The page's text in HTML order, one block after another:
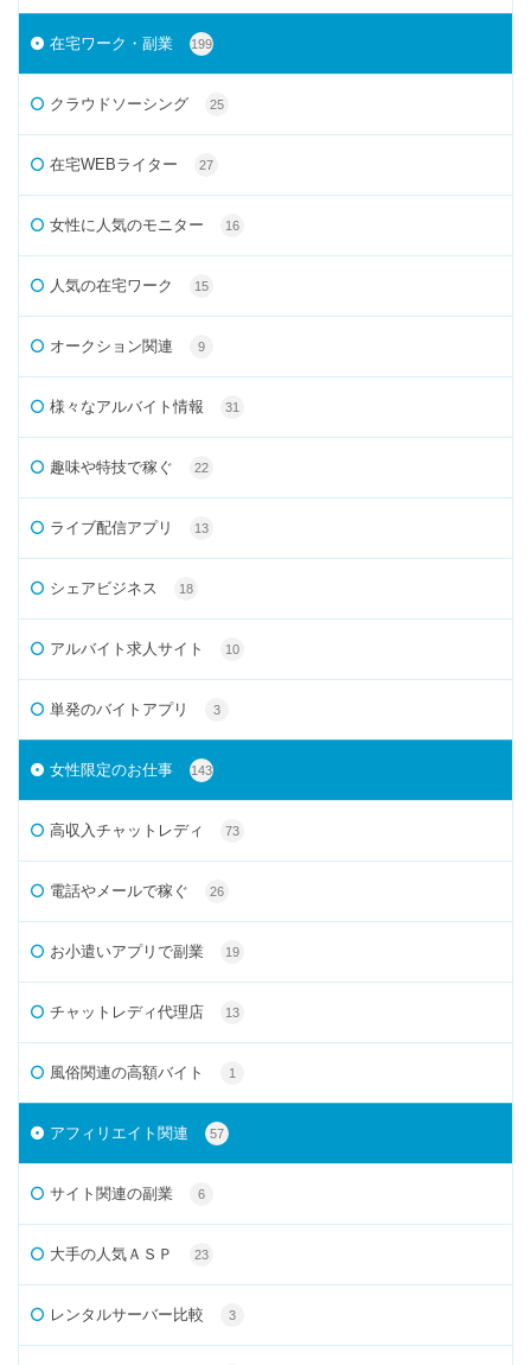
在宅ワーク・副業 199
クラウドソーシング 25
在宅WEBライター 27
女性に人気のモニター 16
人気の在宅ワーク 15
オークション関連 9
様々なアルバイト情報 31
趣味や特技で稼ぐ 22
ライブ配信アプリ 13
シェアビジネス 18
アルバイト求人サイト 10
単発のバイトアプリ 3
女性限定のお仕事 143
高収入チャットレディ 73
電話やメールで稼ぐ 26
お小遣いアプリで副業 19
チャットレディ代理店 13
風俗関連の高額バイト 1
アフィリエイト関連 57
サイト関連の副業 6
大手の人気ＡＳＰ 23
レンタルサーバー比較 3